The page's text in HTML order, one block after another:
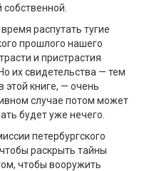
распутать тугие
прошлого нашего
и пристрастия
их свидетельства — тем
этой книге, — очень
случае потом может
будет уже нечего.
петербургского
раскрыть тайны
чтобы вооружить